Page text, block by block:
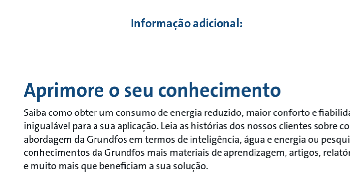
Informação adicional:
Aprimore o seu conhecimento
Saiba como obter um consumo de energia reduzido, maior conforto e
inigualável para a sua aplicação. Leia as histórias dos nossos clientes sobre
abordagem da Grundfos em termos de inteligência, água e energia ou
conhecimentos da Grundfos mais materiais de aprendizagem, artigos,
e muito mais que beneficiam a sua solução.